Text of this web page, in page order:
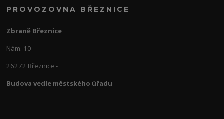
PROVOZOVNA BŘEZNICE
Zbraně Březnice
Nám. 10
26272 Březnice -
Budova vedle městského úřadu